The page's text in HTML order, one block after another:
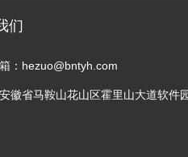
们
：hezuo@bntyh.com
徽省马鞍山花山区霍里山大道软件